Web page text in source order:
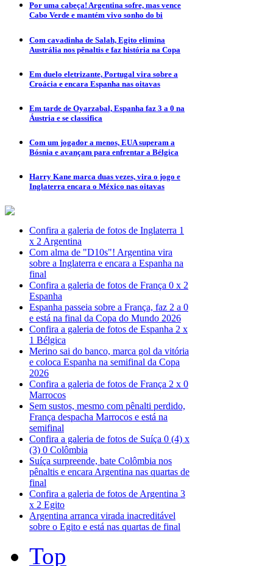
Por uma cabeça! Argentina sofre, mas vence
Cabo Verde e mantém vivo sonho do bi
Com cavadinha de Salah, Egito elimina
Austrália nos pênaltis e faz história na Copa
Em duelo eletrizante, Portugal vira sobre a
Croácia e encara Espanha nas oitavas
Em tarde de Oyarzabal, Espanha faz 3 a 0 na
Áustria e se classifica
Com um jogador a menos, EUA superam a
Bósnia e avançam para enfrentar a Bélgica
Harry Kane marca duas vezes, vira o jogo e
Inglaterra encara o México nas oitavas
Confira a galeria de fotos de Inglaterra 1
x 2 Argentina
Com alma de "D10s"! Argentina vira
sobre a Inglaterra e encara a Espanha na
final
Confira a galeria de fotos de França 0 x 2
Espanha
Espanha passeia sobre a França, faz 2 a 0
e está na final da Copa do Mundo 2026
Confira a galeria de fotos de Espanha 2 x
1 Bélgica
Merino sai do banco, marca gol da vitória
e coloca Espanha na semifinal da Copa
2026
Confira a galeria de fotos de França 2 x 0
Marrocos
Sem sustos, mesmo com pênalti perdido,
França despacha Marrocos e está na
semifinal
Confira a galeria de fotos de Suíça 0 (4) x
(3) 0 Colômbia
Suíça surpreende, bate Colômbia nos
pênaltis e encara Argentina nas quartas de
final
Confira a galeria de fotos de Argentina 3
x 2 Egito
Argentina arranca virada inacreditável
sobre o Egito e está nas quartas de final
Top